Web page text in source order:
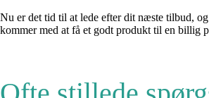
Nu er det tid til at lede efter dit næste tilbud,
kommer med at få et godt produkt til en billig